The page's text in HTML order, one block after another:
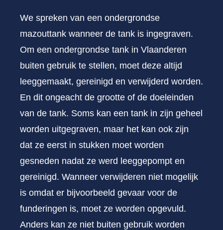
We spreken van een ondergrondse
mazouttank wanneer de tank is ingegraven.
Om een ondergrondse tank in Vlaanderen
buiten gebruik te stellen, moet deze altijd
leeggemaakt, gereinigd en verwijderd worden.
En dit ongeacht de grootte of de doeleinden
van de tank. Soms kan een tank in zijn geheel
worden uitgegraven, maar het kan ook zijn
dat ze eerst in stukken moet worden
gesneden nadat ze werd leeggepompt en
gereinigd. Wanneer verwijderen niet mogelijk
is omdat er bijvoorbeeld gevaar voor de
funderingen is, moet ze worden opgevuld.
Anders kan ze niet buiten gebruik worden